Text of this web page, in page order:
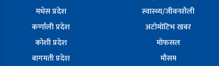
मधेस प्रदेश
कर्णाली प्रदेश
कोशी प्रदेश
बागमती प्रदेश
स्वास्थ्य/जीवनशैली
अटोमोटिभ खबर
मोफसल
मौसम